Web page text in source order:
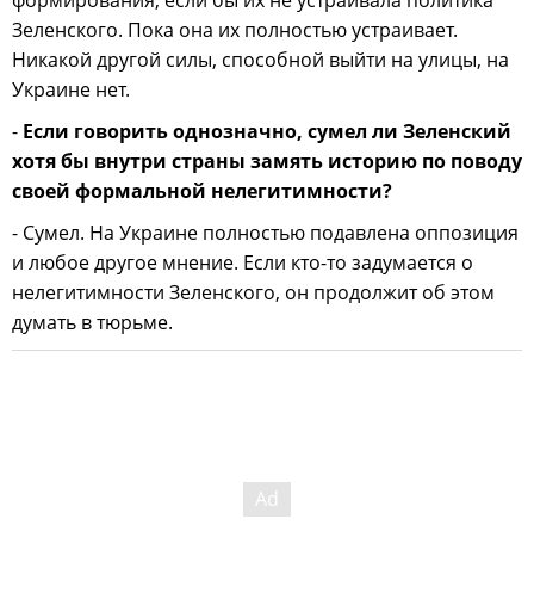
Зеленского. Пока она их полностью устраивает.
Никакой другой силы, способной выйти на улицы, на
Украине нет.
- Если говорить однозначно, сумел ли Зеленский
хотя бы внутри страны замять историю по поводу
своей формальной нелегитимности?
- Сумел. На Украине полностью подавлена оппозиция
и любое другое мнение. Если кто-то задумается о
нелегитимности Зеленского, он продолжит об этом
думать в тюрьме.